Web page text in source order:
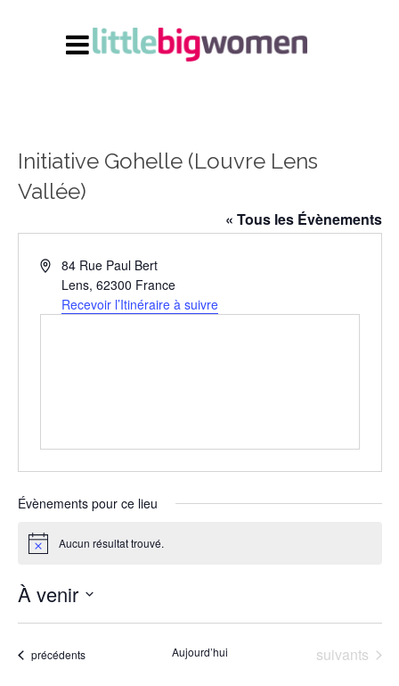
Initiative Gohelle (Louvre Lens
Vallée)
« Tous les Évènements
Adresse84 Rue Paul Bert
Lens, 62300 France
Recevoir l’Itinéraire à suivre
Évènements pour ce lieu
Notice Aucun résultat trouvé.
À venir
Sélectionnez
Évènements
précédents Aujourd’hui Évènements
suivants